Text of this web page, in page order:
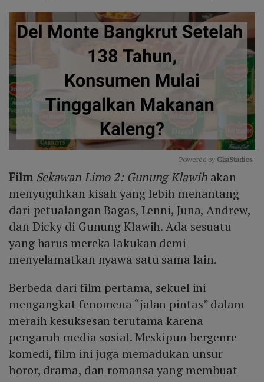
Mute
Powered by GliaStudios
Film Sekawan Limo 2: Gunung Klawihakan
menyuguhkan kisah yang lebih menantang
dari petualangan Bagas, Lenni, Juna, Andrew,
dan Dicky di Gunung Klawih. Ada sesuatu
yang harus mereka lakukan demi
menyelamatkan nyawa satu sama lain.
Berbeda dari film pertama, sekuel ini
mengangkat fenomena “jalan pintas” dalam
meraih kesuksesan terutama karena
pengaruh media sosial. Meskipun bergenre
komedi, film ini juga memadukan unsur
horor, drama, dan romansa yang membuat